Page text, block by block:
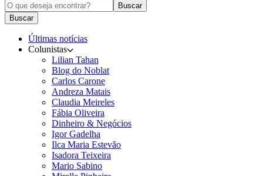
Buscar
Buscar
Últimas notícias
Colunistas
Lilian Tahan
Blog do Noblat
Carlos Carone
Andreza Matais
Claudia Meireles
Fábia Oliveira
Dinheiro & Negócios
Igor Gadelha
Ilca Maria Estevão
Isadora Teixeira
Mario Sabino